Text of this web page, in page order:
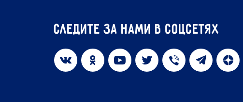
Следите за нами в соцсетях